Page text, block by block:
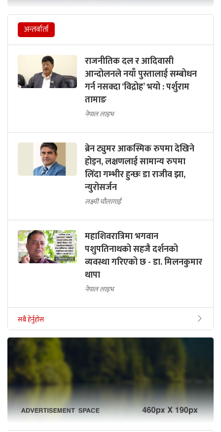
अन्तर्वार्ता
राजनीतिक दल र आदिवासी
आन्दोलनले नयाँ पुस्तालाई सम्बोधन
गर्न नसक्दा ‘विद्रोह’ भयो : पर्शुराम
तामाङ
नेपाल लाइभ
ब्रेन ट्युमर आकस्मिक रुपमा देखिने
होइन, लक्षणलाई सामान्य रुपमा
लिँदा गम्भीर हुन्छः डा राजीव झा,
न्युरोसर्जन
लक्ष्मी चौलागाईं
महाशिवरात्रिमा भगवान
पशुपतिनाथको सहजै दर्शनको
व्यवस्था गरिएको छ - डा. मिलनकुमार
थापा
नेपाल लाइभ
सबै हेर्नुहोस